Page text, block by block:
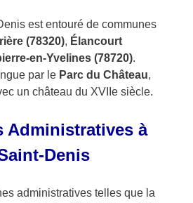
est entouré de communes
(78320), Élancourt
en-Yvelines (78720).
par le Parc du Château,
un château du XVIIe siècle.
Administratives à
Denis
administratives telles que la